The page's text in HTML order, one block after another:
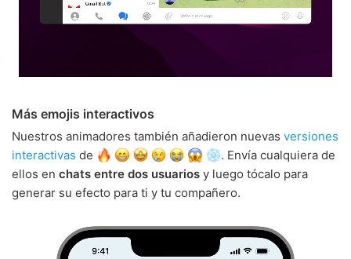
Más emojis interactivos
Nuestros animadores también añadieron nuevas versiones
interactivas de
. Envía cualquiera de
ellos en chats entre dos usuarios y luego tócalo para
generar su efecto para ti y tu compañero.